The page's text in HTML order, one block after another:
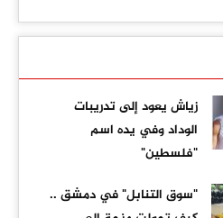
زياش يعود إلى تدريبات
الوداد وفي يده اسم
"فلسطين"
"سوق التنابل" في دمشق ..